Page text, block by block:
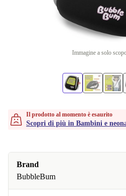
Immagine a solo
Il prodotto al momento è esaurito
Scopri di più in Bambini e
Brand
BubbleBum